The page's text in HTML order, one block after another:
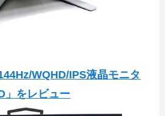
WQHD/IPS液晶モニタ
」をレビュー